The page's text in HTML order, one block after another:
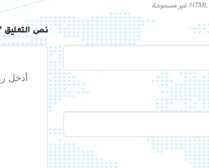
نص التعليق